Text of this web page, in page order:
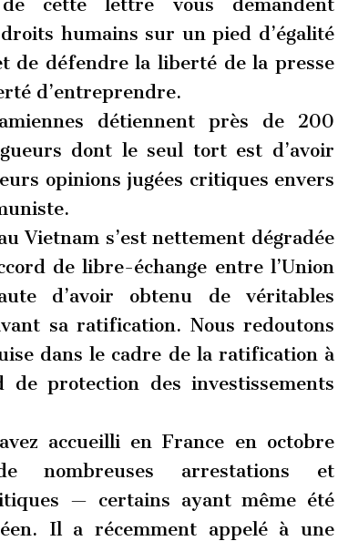
cette lettre vous demandent
humains sur un pied d’égalité
de défendre la liberté de la presse
d’entreprendre.
détiennent près de 200
dont le seul tort est d’avoir
opinions jugées critiques envers
Vietnam s’est nettement dégradée
de libre-échange entre l’Union
d’avoir obtenu de véritables
sa ratification. Nous redoutons
dans le cadre de la ratification à
protection des investissements
accueilli en France en octobre
nombreuses arrestations et
— certains ayant même été
Il a récemment appelé à une